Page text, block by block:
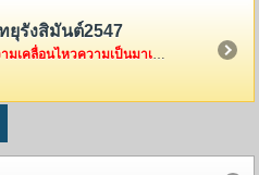
ยุรังสิมันต์2547
มาอัพเดทกระแสความเคลื่อนไหวความเป็นมาเป็นไปของทีมงานรังสิมันต์กันค่ะ ว่าพวกเค้าเหล่านี้ได้ไปทำอะไรกันมาบ้าง